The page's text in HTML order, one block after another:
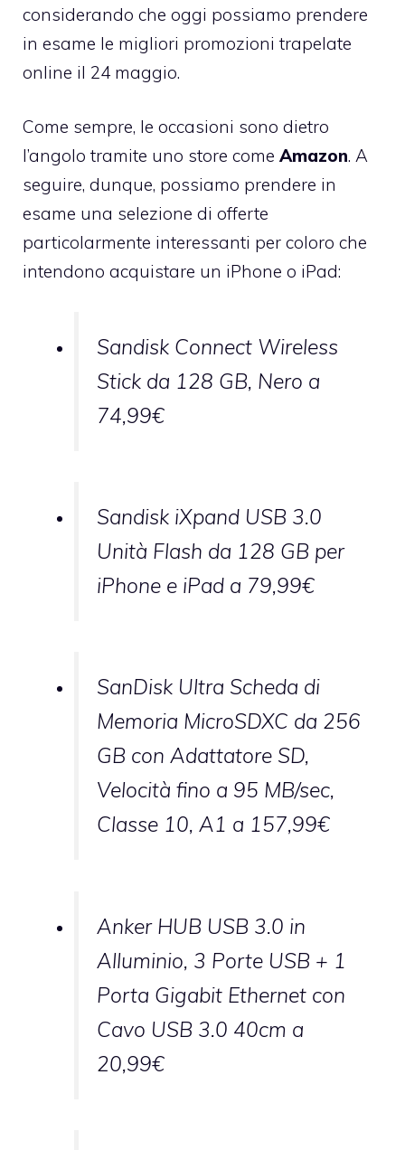
considerando che oggi possiamo prendere
in esame le migliori promozioni trapelate
online il 24 maggio.
Come sempre, le occasioni sono dietro
l’angolo tramite uno store come Amazon. A
seguire, dunque, possiamo prendere in
esame una selezione di offerte
particolarmente interessanti per coloro che
intendono acquistare un iPhone o iPad:
Sandisk Connect Wireless
Stick da 128 GB, Nero a
74,99€
Sandisk iXpand USB 3.0
Unità Flash da 128 GB per
iPhone e iPad a 79,99€
SanDisk Ultra Scheda di
Memoria MicroSDXC da 256
GB con Adattatore SD,
Velocità fino a 95 MB/sec,
Classe 10, A1 a 157,99€
Anker HUB USB 3.0 in
Alluminio, 3 Porte USB + 1
Porta Gigabit Ethernet con
Cavo USB 3.0 40cm a
20,99€